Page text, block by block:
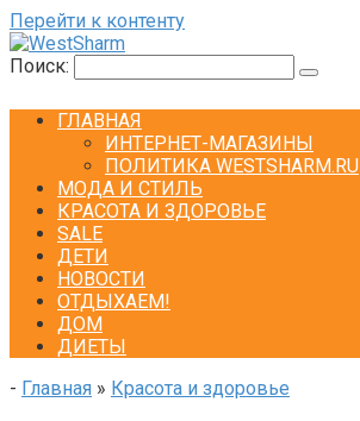
Перейти к контенту
Поиск:
ГЛАВНАЯ
ИНТЕРНЕТ-МАГАЗИНЫ
ПОЛИТИКА WESTSHARM.RU
МОДА И СТИЛЬ
КРАСОТА И ЗДОРОВЬЕ
SALE
ДЕТИ
НОВОСТИ
ОТДЫХАЕМ!
ДОМ
ДИЕТЫ
- Главная » Красота и здоровье